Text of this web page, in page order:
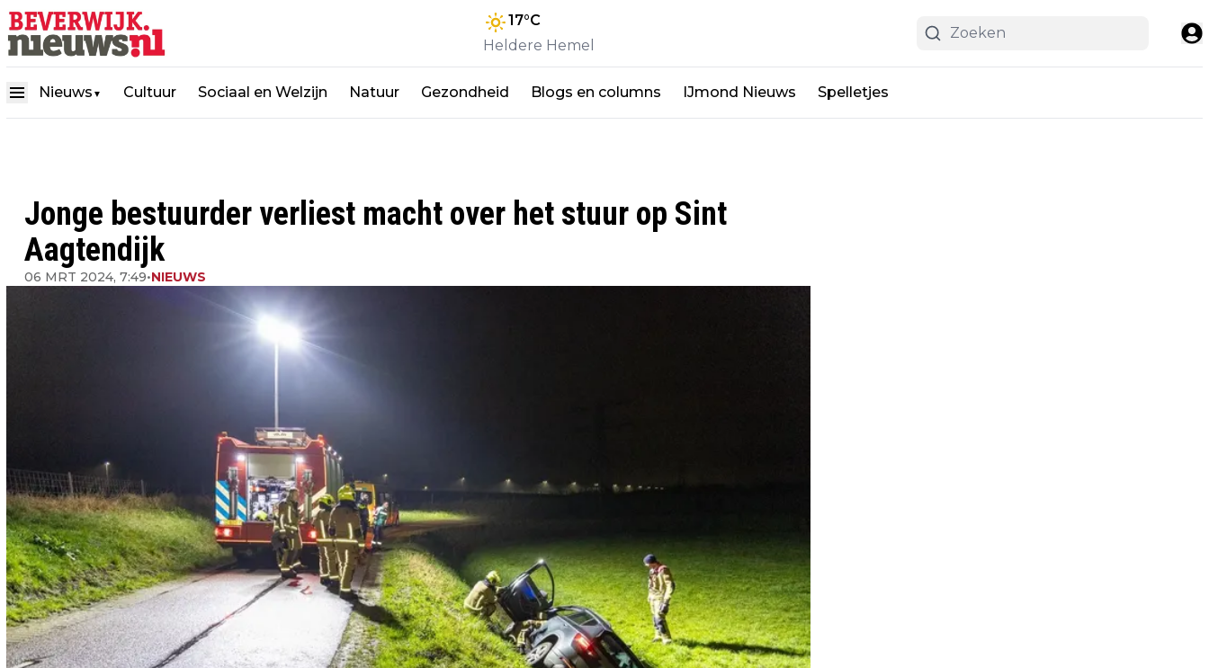
17°C
Heldere Hemel
Nieuws ▼ Cultuur Sociaal en Welzijn Natuur Gezondheid Blogs en columns IJmond Nieuws Spelletjes
Jonge bestuurder verliest macht over het stuur op Sint
Aagtendijk
06 MRT 2024, 7:49•NIEUWS